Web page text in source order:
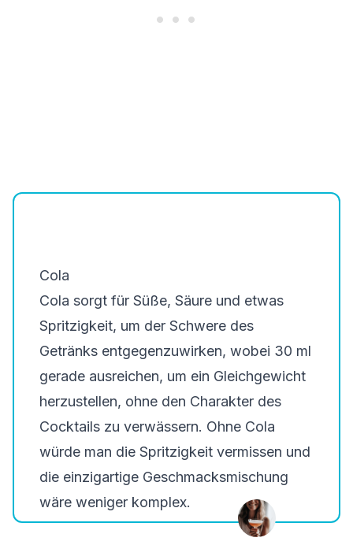
Cola
Cola sorgt für Süße, Säure und etwas
Spritzigkeit, um der Schwere des
Getränks entgegenzuwirken, wobei 30 ml
gerade ausreichen, um ein Gleichgewicht
herzustellen, ohne den Charakter des
Cocktails zu verwässern. Ohne Cola
würde man die Spritzigkeit vermissen und
die einzigartige Geschmacksmischung
wäre weniger komplex.